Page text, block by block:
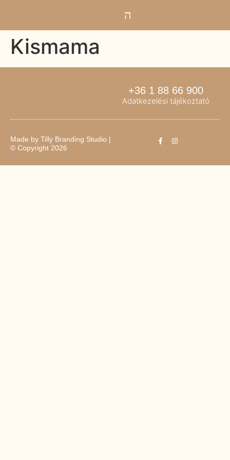
Kismama
+36 1 88 66 900
Adatkezelési tájékoztató
Made by Tilly Branding Studio |
© Copyright 2026